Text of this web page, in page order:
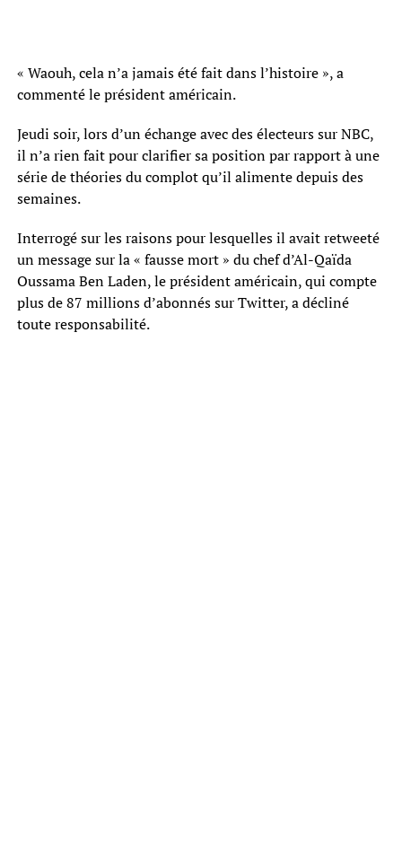
« Waouh, cela n’a jamais été fait dans l’histoire », a
commenté le président américain.
Jeudi soir, lors d’un échange avec des électeurs sur NBC,
il n’a rien fait pour clarifier sa position par rapport à une
série de théories du complot qu’il alimente depuis des
semaines.
Interrogé sur les raisons pour lesquelles il avait retweeté
un message sur la « fausse mort » du chef d’Al-Qaïda
Oussama Ben Laden, le président américain, qui compte
plus de 87 millions d’abonnés sur Twitter, a décliné
toute responsabilité.